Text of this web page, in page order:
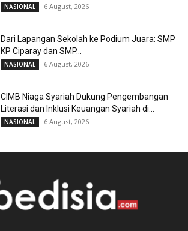
NASIONAL 6 August, 2026
Dari Lapangan Sekolah ke Podium Juara: SMP
KP Ciparay dan SMP...
NASIONAL 6 August, 2026
CIMB Niaga Syariah Dukung Pengembangan
Literasi dan Inklusi Keuangan Syariah di...
NASIONAL 6 August, 2026